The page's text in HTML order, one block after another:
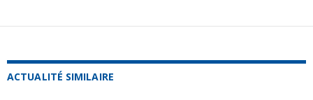
ACTUALITÉ SIMILAIRE